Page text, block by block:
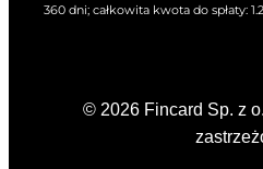
360 dni; całkowita kwota do spłaty:
© 2026 Fincard Sp. z